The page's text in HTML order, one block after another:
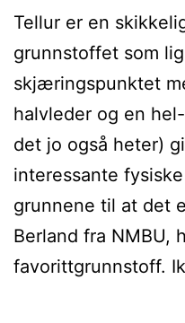
Tellur er en
grunnstoffet som
skjæringspunktet
halvleder og en
det jo også heter)
interessante
grunnene til at det
Berland fra NMBU,
favorittgrunnstoff.